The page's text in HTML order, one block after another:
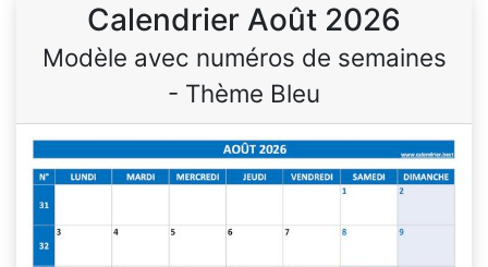
Calendrier Août 2026
Modèle avec numéros de semaines
- Thème Bleu